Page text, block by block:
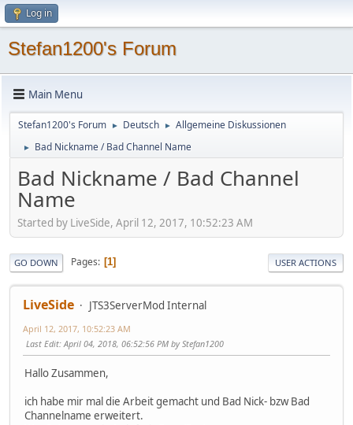
Log in
Stefan1200's Forum
Main Menu
Stefan1200's Forum ► Deutsch ► Allgemeine Diskussionen
► Bad Nickname / Bad Channel Name
Bad Nickname / Bad Channel
Name
Started by LiveSide, April 12, 2017, 10:52:23 AM
GO DOWN Pages 1 USER ACTIONS
LiveSide JTS3ServerMod Internal
April 12, 2017, 10:52:23 AM
Last Edit: April 04, 2018, 06:52:56 PM by Stefan1200
Hallo Zusammen,
ich habe mir mal die Arbeit gemacht und Bad Nick- bzw Bad
Channelname erweitert.